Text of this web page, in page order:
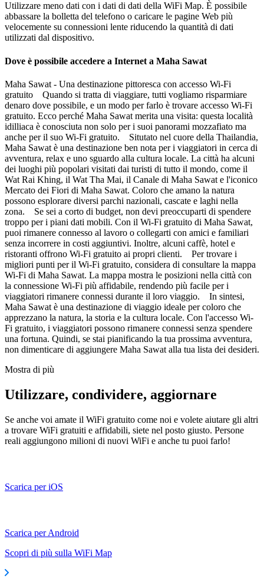
Utilizzare meno dati con i dati di dati della WiFi Map. È possibile
abbassare la bolletta del telefono o caricare le pagine Web più
velocemente su connessioni lente riducendo la quantità di dati
utilizzati dal dispositivo.
Dove è possibile accedere a Internet a Maha Sawat
Maha Sawat - Una destinazione pittoresca con accesso Wi-Fi
gratuito Quando si tratta di viaggiare, tutti vogliamo risparmiare
denaro dove possibile, e un modo per farlo è trovare accesso Wi-Fi
gratuito. Ecco perché Maha Sawat merita una visita: questa località
idilliaca è conosciuta non solo per i suoi panorami mozzafiato ma
anche per il suo Wi-Fi gratuito. Situtato nel cuore della Thailandia,
Maha Sawat è una destinazione ben nota per i viaggiatori in cerca di
avventura, relax e uno sguardo alla cultura locale. La città ha alcuni
dei luoghi più popolari visitati dai turisti di tutto il mondo, come il
Wat Rai Khing, il Wat Tha Mai, il Canale di Maha Sawat e l'iconico
Mercato dei Fiori di Maha Sawat. Coloro che amano la natura
possono esplorare diversi parchi nazionali, cascate e laghi nella
zona. Se sei a corto di budget, non devi preoccuparti di spendere
troppo per i piani dati mobili. Con il Wi-Fi gratuito di Maha Sawat,
puoi rimanere connesso al lavoro o collegarti con amici e familiari
senza incorrere in costi aggiuntivi. Inoltre, alcuni caffè, hotel e
ristoranti offrono Wi-Fi gratuito ai propri clienti. Per trovare i
migliori punti per il Wi-Fi gratuito, considera di consultare la mappa
Wi-Fi di Maha Sawat. La mappa mostra le posizioni nella città con
la connessione Wi-Fi più affidabile, rendendo più facile per i
viaggiatori rimanere connessi durante il loro viaggio. In sintesi,
Maha Sawat è una destinazione di viaggio ideale per coloro che
apprezzano la natura, la storia e la cultura locale. Con l'accesso Wi-
Fi gratuito, i viaggiatori possono rimanere connessi senza spendere
una fortuna. Quindi, se stai pianificando la tua prossima avventura,
non dimenticare di aggiungere Maha Sawat alla tua lista dei desideri.
Mostra di più
Utilizzare, condividere, aggiornare
Se anche voi amate il WiFi gratuito come noi e volete aiutare gli altri
a trovare WiFi gratuiti e affidabili, siete nel posto giusto. Persone
reali aggiungono milioni di nuovi WiFi e anche tu puoi farlo!
Scarica per iOS
Scarica per Android
Scopri di più sulla WiFi Map